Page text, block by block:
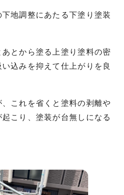
地調整にあたる下塗り塗装
とから塗る上塗り塗料の密
込みを抑えて仕上がりを良
これを省くと塗料の剥離や
こり、塗装が台無しになる